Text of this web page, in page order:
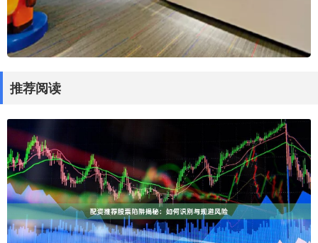
推荐阅读